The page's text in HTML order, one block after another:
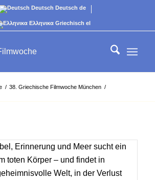
Deutsch Deutsch de
Ελληνικα Griechisch el
/ 38. Griechische Filmwoche München /